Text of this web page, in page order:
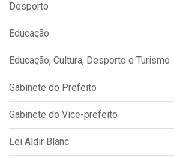
Desporto
Educação
Educação, Cultura, Desporto e Turismo
Gabinete do Prefeito
Gabinete do Vice-prefeito
Lei Aldir Blanc